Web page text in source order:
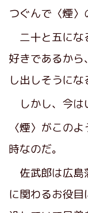
つぐんで〈煙〉
二十と五にな
好きであるから
し出しそうにな
しかし、今は
〈煙〉がこの
時なのだ。
佐武郎は広島
に関わるお役